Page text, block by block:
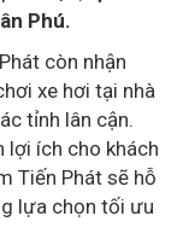
Phú.
còn nhận
xe hơi tại nhà
tỉnh lân cận.
lợi ích cho khách
Tiến Phát sẽ hỗ
lựa chọn tối ưu